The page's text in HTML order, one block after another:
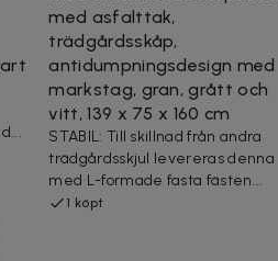
med asfalttak,
trädgårdsskåp,
antidumpningsdesign med
markstag, gran, grått och
vitt, 139 x 75 x 160 cm
STABIL: Till skillnad från andra
trädgårdsskjul levereras denna
med L-formade fasta fästen...
1 köpt